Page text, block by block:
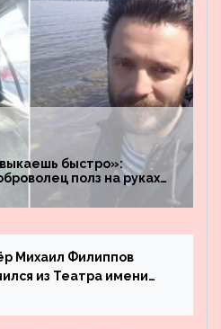
быстро»:
полз на руках
заминированное
Михаил Филиппов
из Театра имени